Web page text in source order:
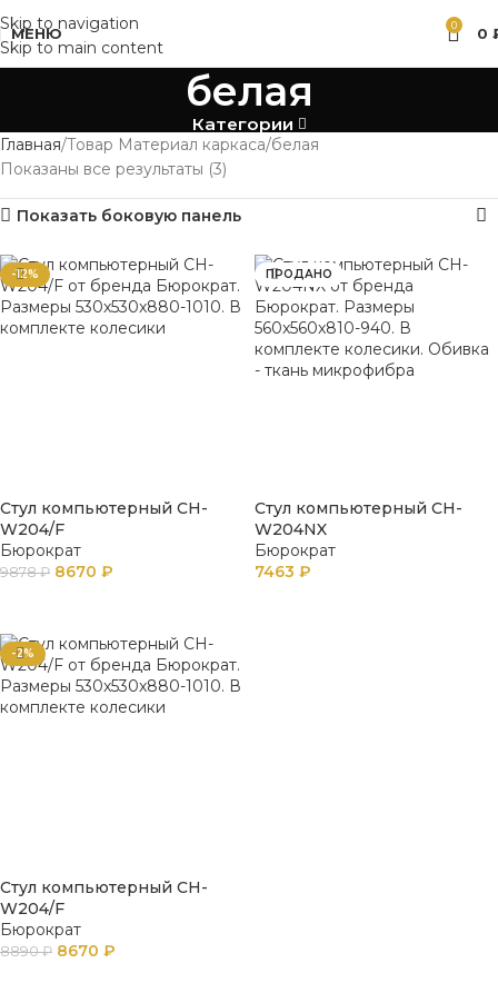
Skip to navigation
Skip to main content
МЕНЮ 0 0
белая
Категории
Главная Товар Материал каркаса белая
Показаны все результаты (3)
Показать боковую панель
-12%
Стул компьютерный CH-
W204/F
Бюрократ
9878₽ 8670 ₽
ПРОДАНО
Стул компьютерный CH-
W204NX
Бюрократ
7463 ₽
-2%
Стул компьютерный CH-
W204/F
Бюрократ
8890₽ 8670 ₽